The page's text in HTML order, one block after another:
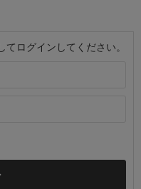
ログインしてください。